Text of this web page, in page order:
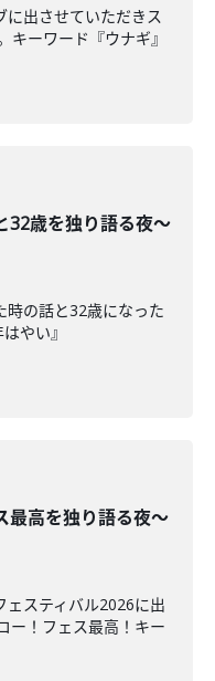
出させていただきス
キーワード『ウナギ』
32歳を独り語る夜〜
時の話と32歳になった
やい』
最高を独り語る夜〜
スティバル2026に出
ー！フェス最高！キー